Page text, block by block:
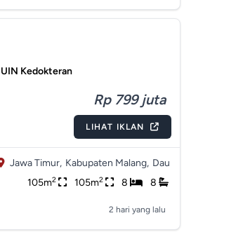
Kedokteran
Rp 799 juta
LIHAT IKLAN
Jawa Timur, Kabupaten Malang, Dau
105m2 105m2 8 8
2 hari yang lalu